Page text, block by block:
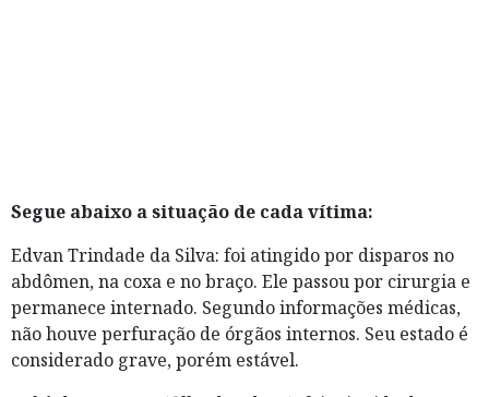
Segue abaixo a situação de cada vítima:
Edvan Trindade da Silva: foi atingido por disparos no
abdômen, na coxa e no braço. Ele passou por cirurgia e
permanece internado. Segundo informações médicas,
não houve perfuração de órgãos internos. Seu estado é
considerado grave, porém estável.